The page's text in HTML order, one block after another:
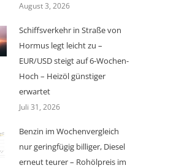
August 3, 2026
Schiffsverkehr in Straße von
Hormus legt leicht zu –
EUR/USD steigt auf 6-Wochen-
Hoch – Heizöl günstiger
erwartet
Juli 31, 2026
Benzin im Wochenvergleich
nur geringfügig billiger, Diesel
erneut teurer – Rohölpreis im